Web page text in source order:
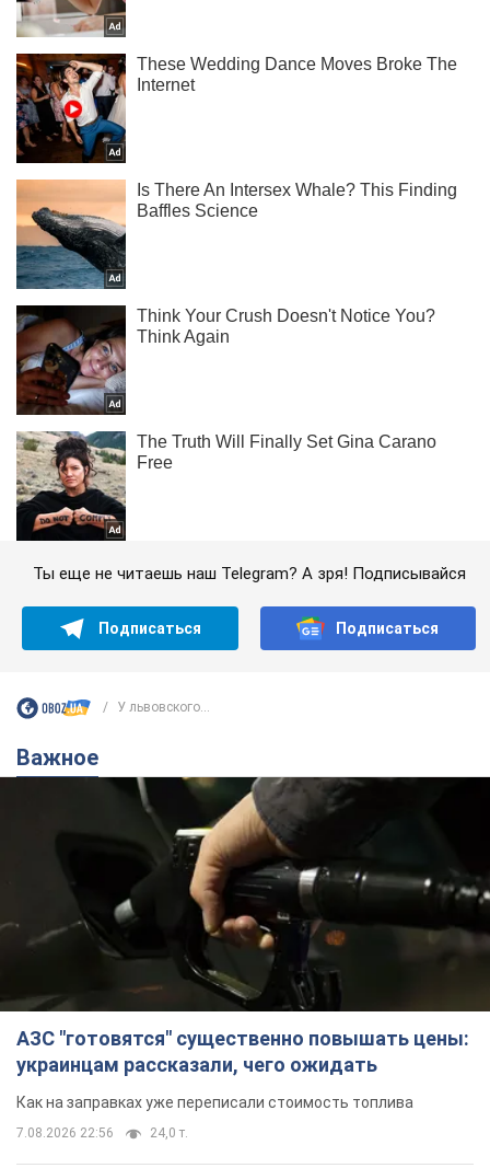
Ты еще не читаешь наш Telegram? А зря! Подписывайся
Подписаться Подписаться
У львовского...
Важное
АЗС "готовятся" существенно повышать цены:
украинцам рассказали, чего ожидать
Как на заправках уже переписали стоимость топлива
7.08.2026 22:56 24,0 т.